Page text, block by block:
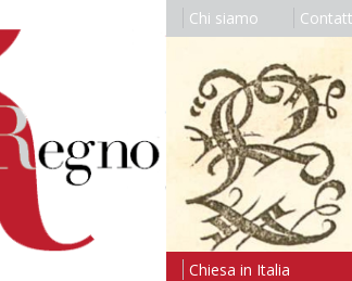
Chi siamo
Chiesa in Italia